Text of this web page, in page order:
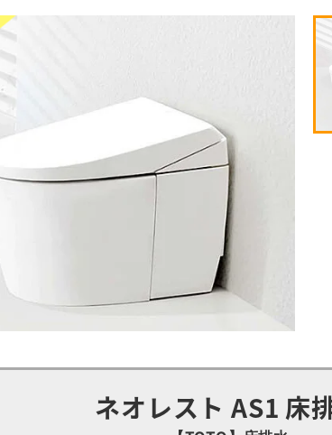
ネオレスト AS1 床